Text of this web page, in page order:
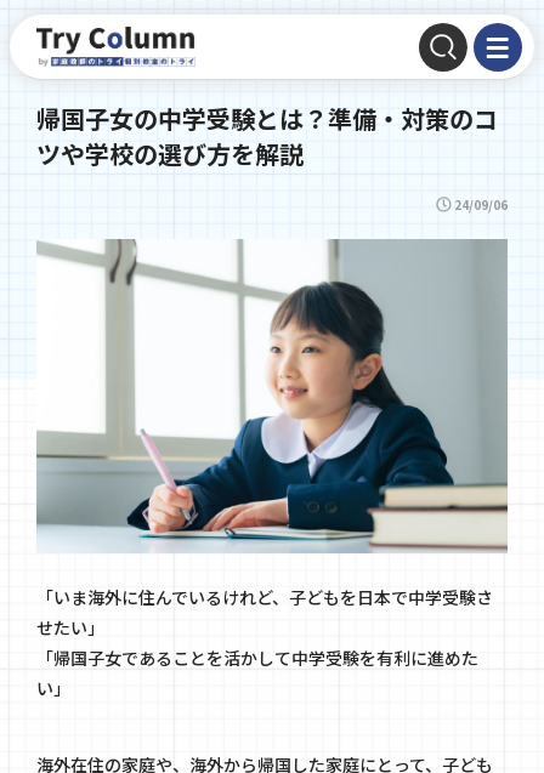
帰国子女の中学受験とは？準備・対策のコ
ツや学校の選び方を解説
24/09/06
「いま海外に住んでいるけれど、子どもを日本で中学受験さ
せたい」
「帰国子女であることを活かして中学受験を有利に進めた
い」
海外在住の家庭や、海外から帰国した家庭にとって、子ども